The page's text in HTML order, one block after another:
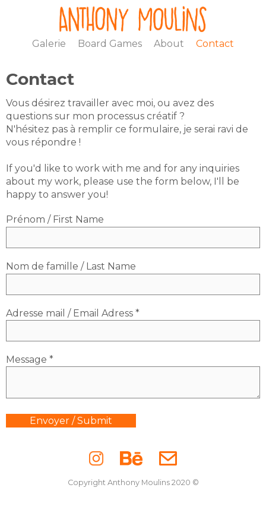
Galerie Board Games About Contact
Contact
Vous désirez travailler avec moi, ou avez des
questions sur mon processus créatif ?
N'hésitez pas à remplir ce formulaire, je serai ravi de
vous répondre !
If you'd like to work with me and for any inquiries
about my work, please use the form below, I'll be
happy to answer you!
Prénom / First Name
Nom de famille / Last Name
Adresse mail / Email Adress *
Message *
Envoyer / Submit
Copyright Anthony Moulins 2020 ©